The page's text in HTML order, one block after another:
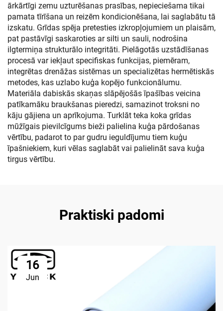
ārkārtīgi zemu uzturēšanas prasības, nepieciešama tikai
pamata tīrīšana un reizēm kondicionēšana, lai saglabātu tā
izskatu. Grīdas spēja pretesties izkropļojumiem un plaisām,
pat pastāvīgi saskaroties ar silti un sauli, nodrošina
ilgtermiņa strukturālo integritāti. Pielāgotās uzstādīšanas
procesā var iekļaut specifiskas funkcijas, piemēram,
integrētas drenāžas sistēmas un specializētas hermētiskās
metodes, kas uzlabo kuģa kopējo funkcionālumu.
Materiāla dabiskās skaņas slāpējošās īpašības veicina
patīkamāku braukšanas pieredzi, samazinot troksni no
kāju gājiena un aprīkojuma. Turklāt teka koka grīdas
mūžīgais pievilcīgums bieži palielina kuģa pārdošanas
vērtību, padarot to par gudru ieguldījumu tiem kuģu
īpašniekiem, kuri vēlas saglabāt vai palielināt sava kuģa
tirgus vērtību.
Praktiski padomi
16
Jun